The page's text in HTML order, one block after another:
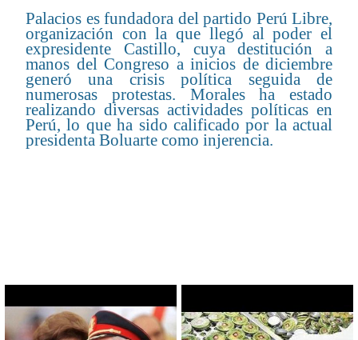
Palacios es fundadora del partido Perú Libre,
organización con la que llegó al poder el
expresidente Castillo, cuya destitución a
manos del Congreso a inicios de diciembre
generó una crisis política seguida de
numerosas protestas. Morales ha estado
realizando diversas actividades políticas en
Perú, lo que ha sido calificado por la actual
presidenta Boluarte como injerencia.